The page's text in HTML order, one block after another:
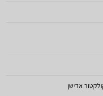
אדישן